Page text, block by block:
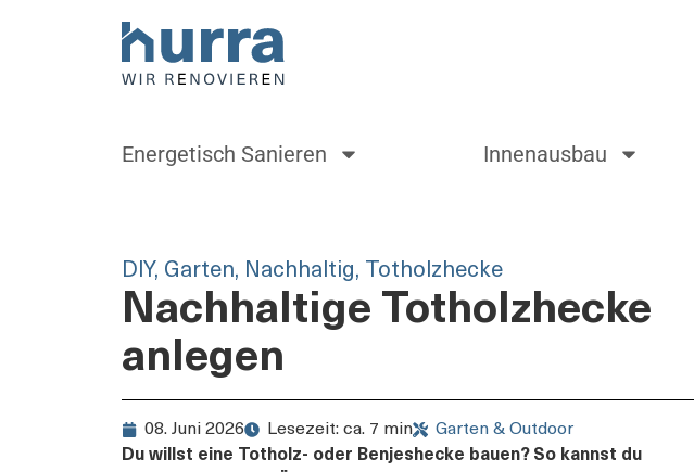
Energetisch Sanieren Innenausbau
DIY, Garten, Nachhaltig, Totholzhecke
Nachhaltige Totholzhecke
anlegen
08. Juni 2026 Lesezeit: ca. 7 min
Garten & Outdoor
Du willst eine Totholz- oder Benjeshecke bauen? So kannst du